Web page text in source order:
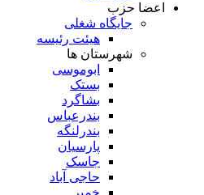
اعضا حزب
جایگاه شغلی
هیئت رئیسه
شهرستان ها
ابوموسی
بستک
بشاگرد
بندرعباس
بندرلنگه
پارسیان
جاسک
حاجی آباد
خمیر